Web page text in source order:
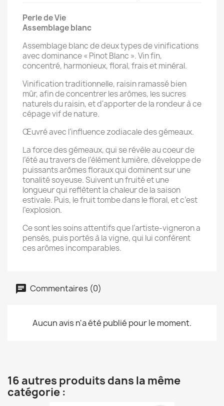
Perle de Vie
Assemblage blanc
Assemblage blanc de deux types de vinifications
avec dominance « Pinot Blanc ». Vin fin,
concentré, harmonieux, floral, frais et minéral.
Vinification traditionnelle, raisin ramassé bien
mûr, afin de concentrer les arômes, les sucres
naturels du raisin, et d'apporter de la rondeur à ce
cépage vif de nature.
Œuvré avec l’influence zodiacale des gémeaux.
La force des gémeaux, qui se révèle au coeur de
l’été au travers de l’élément lumière, développe de
puissants arômes floraux qui dominent sur une
tonalité soyeuse. Suivent un fruité et une
longueur qui reflètent la chaleur de la saison
estivale. Puis, le fruit tombe dans le floral, et c’est
l’explosion.
Ce sont les soins attentifs que l’artiste-vigneron a
pensés, puis portés à la vigne, qui lui confèrent
ces arômes incomparables.
Commentaires (0)
Aucun avis n'a été publié pour le moment.
16 autres produits dans la même
catégorie :